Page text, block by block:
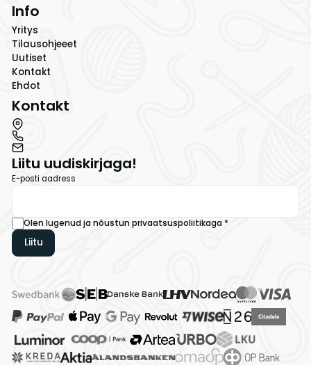
Info
Yritys
Tilausohjeeet
Uutiset
Kontakt
Ehdot
Kontakt
Liitu uudiskirjaga!
E-posti aadress
Olen lugenud ja nõustun privaatsuspoliitikaga *